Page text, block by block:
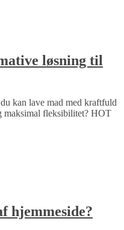
løsning til
kan lave mad med kraftfuld
maksimal fleksibilitet? HOT
hjemmeside?